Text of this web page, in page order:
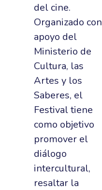
del cine.
Organizado con
apoyo del
Ministerio de
Cultura, las
Artes y los
Saberes, el
Festival tiene
como objetivo
promover el
diálogo
intercultural,
resaltar la